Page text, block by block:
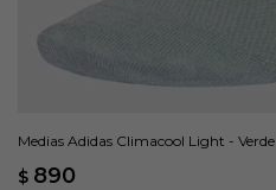
Medias Adidas Climacool Light - Verde
$ 890